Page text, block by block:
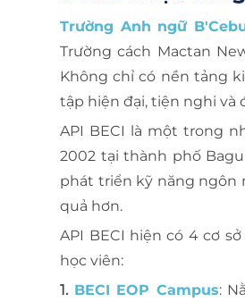
Trường Anh ngữ
Trường cách Mactan
Không chỉ có nền tảng
tập hiện đại, tiện nghi và
API BECI là một trong
2002 tại thành phố
phát triển kỹ năng ngôn
quả hơn.
API BECI hiện có 4 cơ
học viên:
1. BECI EOP Campus: